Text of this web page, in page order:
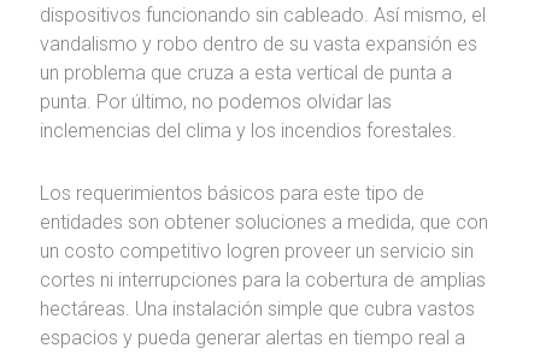
dispositivos funcionando sin cableado. Así mismo, el
vandalismo y robo dentro de su vasta expansión es
un problema que cruza a esta vertical de punta a
punta. Por último, no podemos olvidar las
inclemencias del clima y los incendios forestales.
Los requerimientos básicos para este tipo de
entidades son obtener soluciones a medida, que con
un costo competitivo logren proveer un servicio sin
cortes ni interrupciones para la cobertura de amplias
hectáreas. Una instalación simple que cubra vastos
espacios y pueda generar alertas en tiempo real a